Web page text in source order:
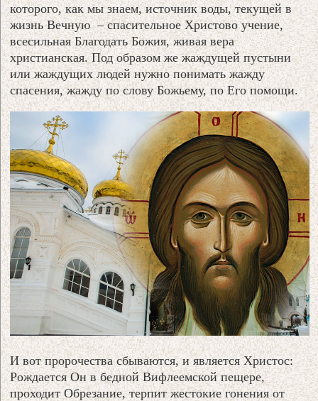
которого, как мы знаем, источник воды, текущей в
жизнь Вечную – спасительное Христово учение,
всесильная Благодать Божия, живая вера
христианская. Под образом же жаждущей пустыни
или жаждущих людей нужно понимать жажду
спасения, жажду по слову Божьему, по Его помощи.
И вот пророчества сбываются, и является Христос:
Рождается Он в бедной Вифлеемской пещере,
проходит Обрезание, терпит жестокие гонения от